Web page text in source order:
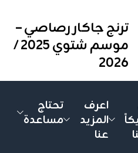
ترنج جاكار رصاصي –
موسم شتوي 2025 /
2026
❤️ بخامة فاخرة ومبطن
بجودة عالية، مناسب للأطفال
والمحير، تصميم عملي وأنيق،
وتشطيب عالمي
اعرف
المزيد
عنا
تحتاج
مساعدة